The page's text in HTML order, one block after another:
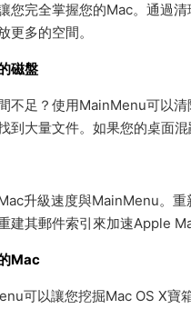
您完全掌握您的Mac。通過
更多的空間。
磁盤
不足？使用MainMenu可以
到大量文件。如果您的桌面
升級速度與MainMenu。
建其郵件索引來加速Apple
Mac
可以讓您挖掘Mac OS X寶